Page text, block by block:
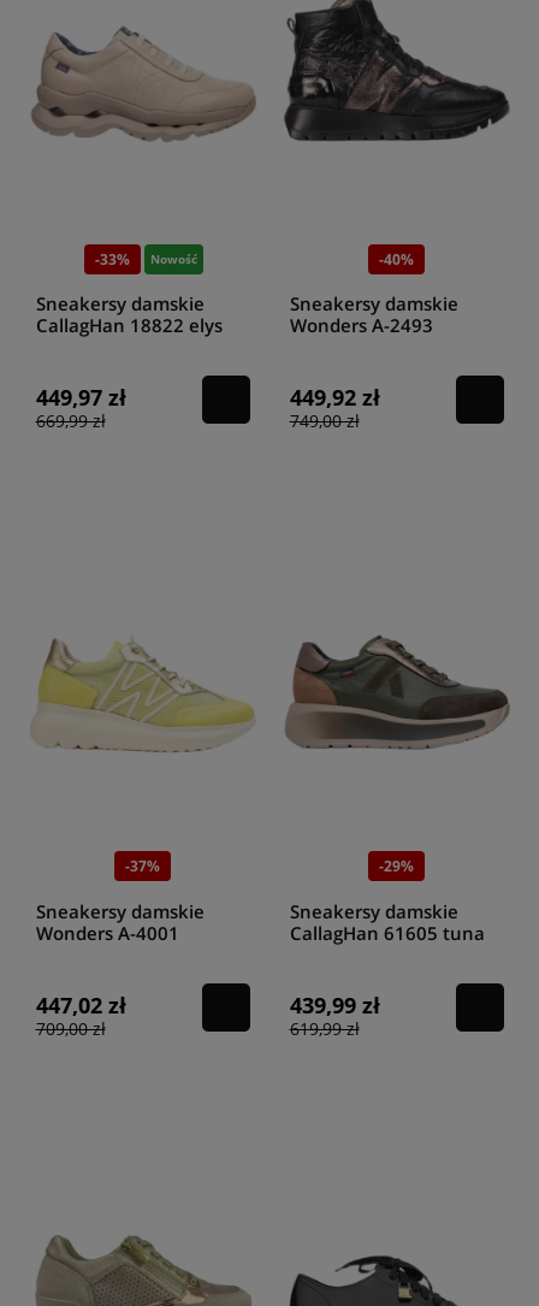
-33% Nowość
Sneakersy damskie
CallagHan 18822 elys
449,97 zł
669,99 zł
-40%
Sneakersy damskie
Wonders A-2493
449,92 zł
749,00 zł
-37%
Sneakersy damskie
Wonders A-4001
447,02 zł
709,00 zł
-29%
Sneakersy damskie
CallagHan 61605 tuna
439,99 zł
619,99 zł